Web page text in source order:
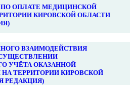
ОПЛАТЕ МЕДИЦИНСКОЙ
КИРОВСКОЙ ОБЛАСТИ
ВЗАИМОДЕЙСТВИЯ
УЧЁТА ОКАЗАННОЙ
ТЕРРИТОРИИ КИРОВСКОЙ
РЕДАКЦИЯ)